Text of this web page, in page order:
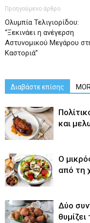
Προηγούμενο άρθρο
Ολυμπία Τελιγιορίδου:
“Ξεκινάει η ανέγερση
Αστυνομικού Μεγάρου
Καστοριά”
Διαβάστε επίσης
και
O
από τη
Δύο